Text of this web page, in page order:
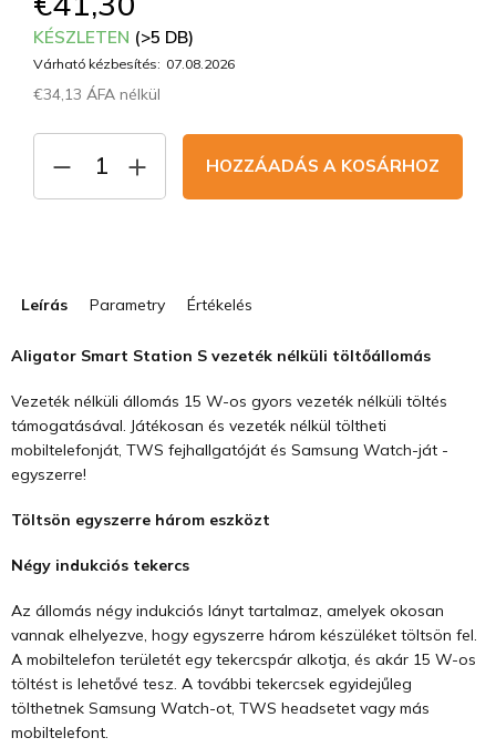
KÉSZLETEN (>5 DB)
Várható kézbesítés: 07.08.2026
€34,13 ÁFA nélkül
HOZZÁADÁS A KOSÁRHOZ
Leírás Parametry Értékelés
Aligator Smart Station S vezeték nélküli töltőállomás
Vezeték nélküli állomás 15 W-os gyors vezeték nélküli töltés
támogatásával. Játékosan és vezeték nélkül töltheti
mobiltelefonját, TWS fejhallgatóját és Samsung Watch-ját -
egyszerre!
Töltsön egyszerre három eszközt
Négy indukciós tekercs
Az állomás négy indukciós lányt tartalmaz, amelyek okosan
vannak elhelyezve, hogy egyszerre három készüléket töltsön fel.
A mobiltelefon területét egy tekercspár alkotja, és akár 15 W-os
töltést is lehetővé tesz. A további tekercsek egyidejűleg
tölthetnek Samsung Watch-ot, TWS headsetet vagy más
mobiltelefont.